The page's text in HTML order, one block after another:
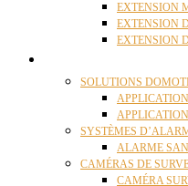
EXTENSION
EXTENSION
EXTENSION
SOLUTIONS
SYSTÈMES
ALARME
CAMÉRAS DE
CAMÉRA